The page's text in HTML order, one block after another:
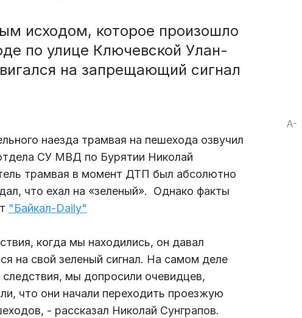
исходом, которое произошло
по улице Ключевской Улан-
на запрещающий сигнал
A-
наезда трамвая на пешехода озвучил
СУ МВД по Бурятии Николай
трамвая в момент ДТП был абсолютно
что ехал на «зеленый». Однако факты
"Байкал-Daily"
когда мы находились, он давал
на свой зеленый сигнал. На самом деле
мы допросили очевидцев,
что они начали переходить проезжую
- рассказал Николай Сунграпов.